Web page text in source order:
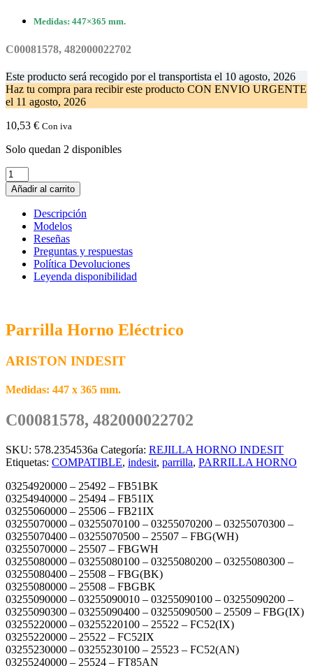
Medidas: 447×365 mm.
C00081578, 482000022702
Este producto será recogido por el transportista el 10 agosto, 2026
Haz tu compra para recibir este producto CON ENVIO URGENTE
el 11 agosto, 2026
10,53 € Con iva
Solo quedan 2 disponibles
Parrilla
Horno
Electrico
INDESIT.
C00081578
cantidad
Añadir al carrito
Descripción
Modelos
Reseñas
Preguntas y respuestas
Política Devoluciones
Leyenda disponibilidad
Parrilla Horno Eléctrico
ARISTON INDESIT
Medidas: 447 x 365 mm.
C00081578, 482000022702
SKU: 578.2354536a Categoría: REJILLA HORNO INDESIT
Etiquetas: COMPATIBLE, indesit, parrilla, PARRILLA HORNO
03254920000 – 25492 – FB51BK
03254940000 – 25494 – FB51IX
03255060000 – 25506 – FB21IX
03255070000 – 03255070100 – 03255070200 – 03255070300 –
03255070400 – 03255070500 – 25507 – FBG(WH)
03255070000 – 25507 – FBGWH
03255080000 – 03255080100 – 03255080200 – 03255080300 –
03255080400 – 25508 – FBG(BK)
03255080000 – 25508 – FBGBK
03255090000 – 03255090010 – 03255090100 – 03255090200 –
03255090300 – 03255090400 – 03255090500 – 25509 – FBG(IX)
03255220000 – 03255220100 – 25522 – FC52(IX)
03255220000 – 25522 – FC52IX
03255230000 – 03255230100 – 25523 – FC52(AN)
03255240000 – 25524 – FT85AN